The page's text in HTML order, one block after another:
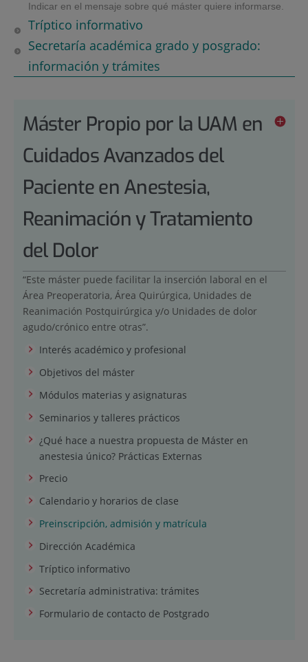
Indicar en el mensaje sobre qué máster quiere informarse.
Tríptico informativo
Secretaría académica grado y posgrado:
información y trámites
Máster Propio por la UAM en
Cuidados Avanzados del
Paciente en Anestesia,
Reanimación y Tratamiento
del Dolor
“Este máster puede facilitar la inserción laboral en el
Área Preoperatoria, Área Quirúrgica, Unidades de
Reanimación Postquirúrgica y/o Unidades de dolor
agudo/crónico entre otras”.
Interés académico y profesional
Objetivos del máster
Módulos materias y asignaturas
Seminarios y talleres prácticos
¿Qué hace a nuestra propuesta de Máster en
anestesia único? Prácticas Externas
Precio
Calendario y horarios de clase
Preinscripción, admisión y matrícula
Dirección Académica
Tríptico informativo
Secretaría administrativa: trámites
Formulario de contacto de Postgrado